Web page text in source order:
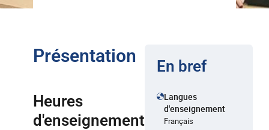
Présentation
Heures
d'enseignement
En bref
Langues
d'enseignement
Français